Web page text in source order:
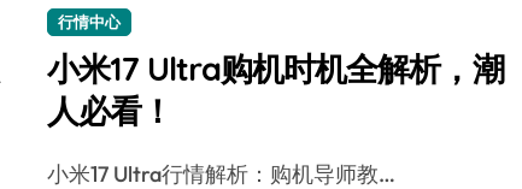
行情中心
小米17 Ultra购机时机全解析，潮
人必看！
小米17 Ultra行情解析：购机导师教…